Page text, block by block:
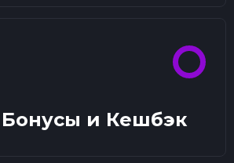
и Кешбэк